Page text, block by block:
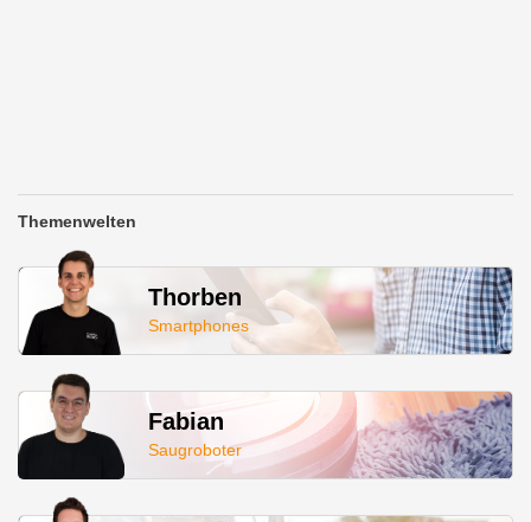
Themenwelten
Thorben
Smartphones
Fabian
Saugroboter